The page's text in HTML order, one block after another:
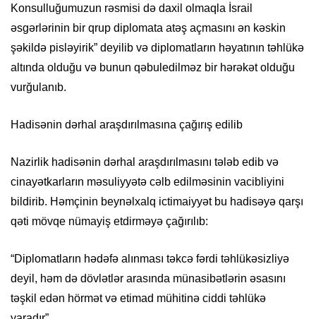
Konsulluğumuzun rəsmisi də daxil olmaqla İsrail
əsgərlərinin bir qrup diplomata atəş açmasını ən kəskin
şəkildə pisləyirik” deyilib və diplomatların həyatının təhlükə
altında olduğu və bunun qəbuledilməz bir hərəkət olduğu
vurğulanıb.
Hadisənin dərhal araşdırılmasına çağırış edilib
Nazirlik hadisənin dərhal araşdırılmasını tələb edib və
cinayətkarların məsuliyyətə cəlb edilməsinin vacibliyini
bildirib. Həmçinin beynəlxalq ictimaiyyət bu hadisəyə qarşı
qəti mövqe nümayiş etdirməyə çağırılıb:
“Diplomatların hədəfə alınması təkcə fərdi təhlükəsizliyə
deyil, həm də dövlətlər arasında münasibətlərin əsasını
təşkil edən hörmət və etimad mühitinə ciddi təhlükə